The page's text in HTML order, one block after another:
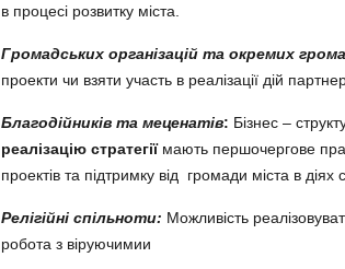
в процесі розвитку міста.
Громадських організацій та окремих
проекти чи взяти участь в реалізації дій
Благодійників та меценатів: Бізнес –
реалізацію стратегіїмають першочергове
проектів та підтримку від громади міста в діях
Релігійні спільноти: Можливість
робота з віруючимии